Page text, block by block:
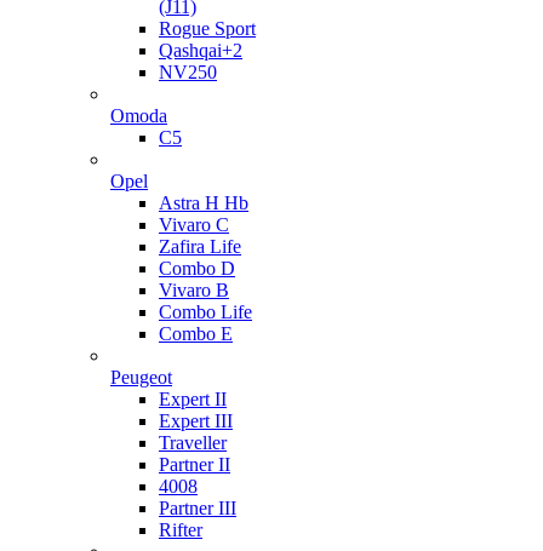
(J11)
Rogue Sport
Qashqai+2
NV250
Omoda
C5
Opel
Astra H Hb
Vivaro C
Zafira Life
Combo D
Vivaro B
Combo Life
Combo E
Peugeot
Expert II
Expert III
Traveller
Partner II
4008
Partner III
Rifter